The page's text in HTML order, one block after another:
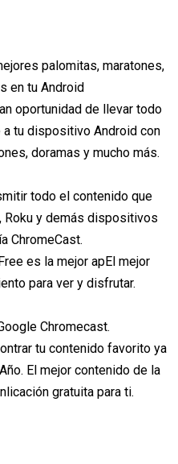
palomitas, maratones,
en tu Android
oportunidad de llevar todo
tu dispositivo Android con
doramas y mucho más.
todo el contenido que
Roku y demás dispositivos
ChromeCast.
es la mejor apEl mejor
para ver y disfrutar.
Chromecast.
tu contenido favorito ya
El mejor contenido de la
gratuita para ti.